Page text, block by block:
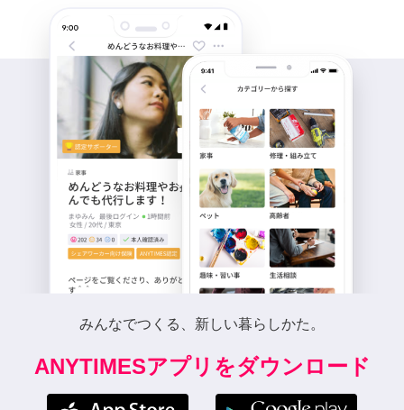
みんなでつくる、新しい暮らしかた。
ANYTIMESアプリをダウンロード